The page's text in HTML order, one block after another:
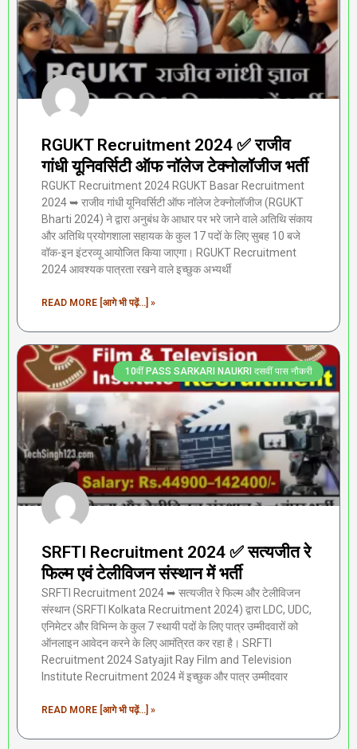
RGUKT Recruitment 2024 ✅ राजीव
गांधी यूनिवर्सिटी ऑफ नॉलेज टेक्नोलॉजीज भर्ती
RGUKT Recruitment 2024 RGUKT Basar Recruitment
2024 ➥ राजीव गांधी यूनिवर्सिटी ऑफ नॉलेज टेक्नोलॉजीज (RGUKT
Bharti 2024) ने द्वारा अनुबंध के आधार पर भरे जाने वाले अतिथि संकाय
और अतिथि प्रयोगशाला सहायक के कुल 17 पदों के लिए सुबह 10 बजे
वॉक-इन इंटरव्यू आयोजित किया जाएगा। RGUKT Recruitment
2024 आवश्यक पात्रता रखने वाले इच्छुक अभ्यर्थी
READ MORE [आगे भी पढ़ें...] »
10वीं PASS SARKARI NAUKRI दसवीं पास नौकरी
SRFTI Recruitment 2024 ✅ सत्यजीत रे
फिल्म एवं टेलीविजन संस्थान में भर्ती
SRFTI Recruitment 2024 ➥ सत्यजीत रे फिल्म और टेलीविजन
संस्थान (SRFTI Kolkata Recruitment 2024) द्वारा LDC, UDC,
एनिमेटर और विभिन्न के कुल 7 स्थायी पदों के लिए पात्र उम्मीदवारों को
ऑनलाइन आवेदन करने के लिए आमंत्रित कर रहा है। SRFTI
Recruitment 2024 Satyajit Ray Film and Television
Institute Recruitment 2024 में इच्छुक और पात्र उम्मीदवार
READ MORE [आगे भी पढ़ें...] »